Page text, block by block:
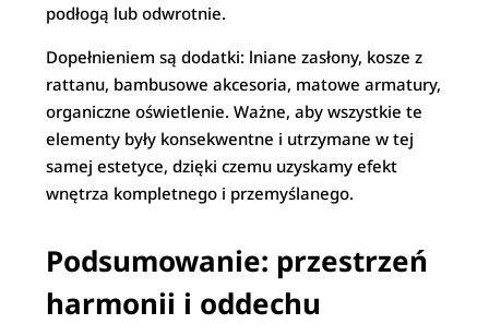
podłogą lub odwrotnie.
Dopełnieniem są dodatki: lniane zasłony, kosze z
rattanu, bambusowe akcesoria, matowe armatury,
organiczne oświetlenie. Ważne, aby wszystkie te
elementy były konsekwentne i utrzymane w tej
samej estetyce, dzięki czemu uzyskamy efekt
wnętrza kompletnego i przemyślanego.
Podsumowanie: przestrzeń
harmonii i oddechu